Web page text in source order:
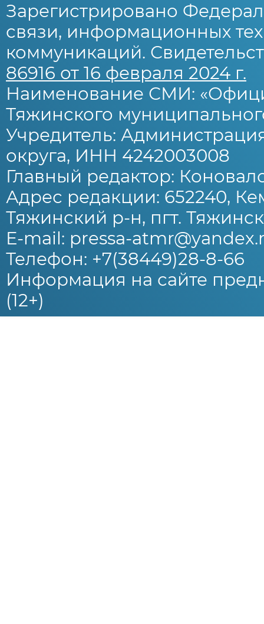
Зарегистрировано
связи, информационных
коммуникаций.
86916 от 16 февраля 2024 г.
Наименование СМИ:
Тяжинского
Учредитель:
округа, ИНН 4242003008
Главный редактор:
Адрес редакции: 652240,
Тяжинский р-н, пгт.
E-mail: pressa-
Телефон: +7(38449)28-8-66
Информация на сайте
(12+)